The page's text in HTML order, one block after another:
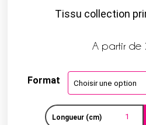
Tissu collection
A partir de
Format
Longueur (cm)